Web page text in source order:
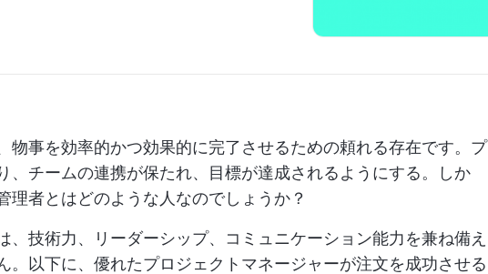
物事を効率的かつ効果的に完了させるための頼れる存在です。プ
、チームの連携が保たれ、目標が達成されるようにする。しか
理者とはどのような人なのでしょうか？
、技術力、リーダーシップ、コミュニケーション能力を兼ね備え
。以下に、優れたプロジェクトマネージャーが注文を成功させる